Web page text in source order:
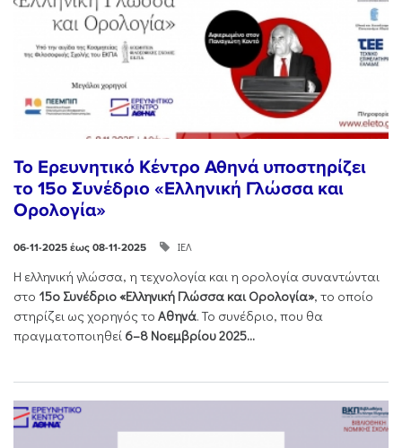
Το Ερευνητικό Κέντρο Αθηνά υποστηρίζει
το 15ο Συνέδριο «Ελληνική Γλώσσα και
Ορολογία»
06-11-2025 έως 08-11-2025 ΙΕΛ
Η ελληνική γλώσσα, η τεχνολογία και η ορολογία συναντώνται
στο 15ο Συνέδριο «Ελληνική Γλώσσα και Ορολογία», το οποίο
στηρίζει ως χορηγός το Αθηνά. Το συνέδριο, που θα
πραγματοποιηθεί 6–8 Νοεμβρίου 2025...